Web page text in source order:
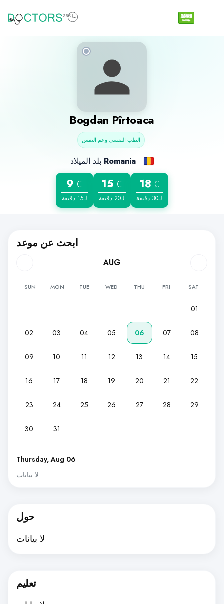
Bogdan Pîrtoaca
الطب النفسي وعم النفس
Romania
9 €
لـ15 دقيقة
15 €
لـ20 دقيقة
18 €
لـ30 دقيقة
ابحث عن موعد
AUG
SUN MON TUE WED THU FRI SAT
01
02 03 04 05 06 07 08
09 10 11 12 13 14 15
16 17 18 19 20 21 22
23 24 25 26 27 28 29
30 31
Thursday, Aug 06
لا بيانات
حول
لا بيانات
تعليم